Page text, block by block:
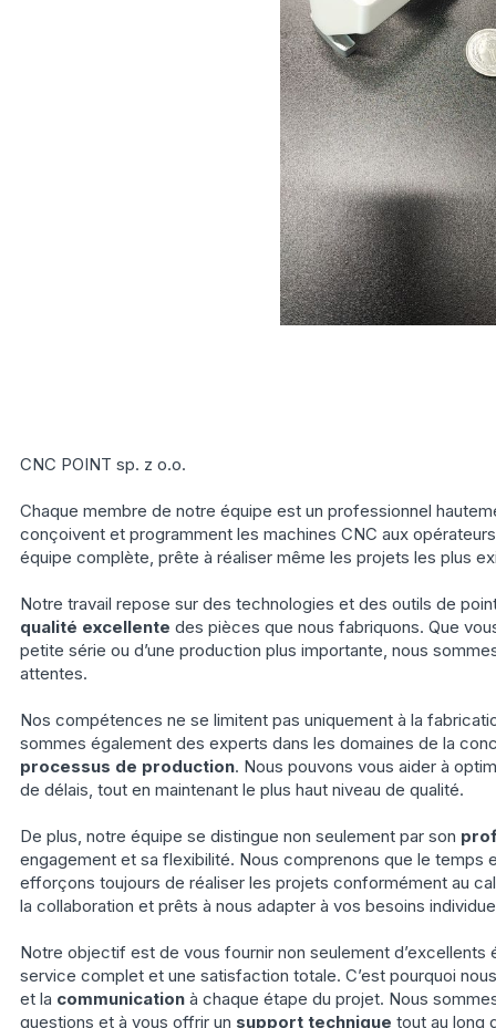
CNC POINT sp. z o.o.
Chaque membre de notre équipe est un professionnel
conçoivent et programment les machines CNC aux
équipe complète, prête à réaliser même les projets les plus
Notre travail repose sur des technologies et des outils de
qualité excellente des pièces que nous fabriquons. Que
petite série ou d’une production plus importante, nous
attentes.
Nos compétences ne se limitent pas uniquement à la
sommes également des experts dans les domaines de la
processus de production. Nous pouvons vous aider à
de délais, tout en maintenant le plus haut niveau de qualité.
De plus, notre équipe se distingue non seulement par son
engagement et sa flexibilité. Nous comprenons que le temps
efforçons toujours de réaliser les projets conformément au
la collaboration et prêts à nous adapter à vos besoins
Notre objectif est de vous fournir non seulement d’excellents
service complet et une satisfaction totale. C’est pourquoi
et la communicationà chaque étape du projet. Nous
questions et à vous offrir un support technique tout au long